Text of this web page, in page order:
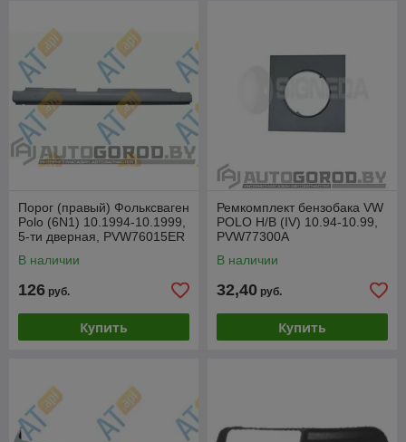
Порог (правый) Фольксваген
Polo (6N1) 10.1994-10.1999,
5-ти дверная, PVW76015ER
В наличии
126 руб.
Купить
Ремкомплект бензобака VW
POLO H/B (IV) 10.94-10.99,
PVW77300A
В наличии
32,40 руб.
Купить